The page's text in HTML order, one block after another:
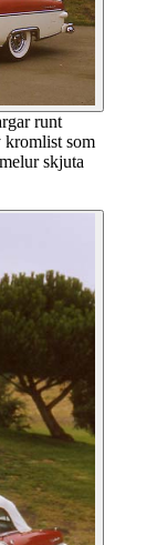
runt
kromlist som
skjuta